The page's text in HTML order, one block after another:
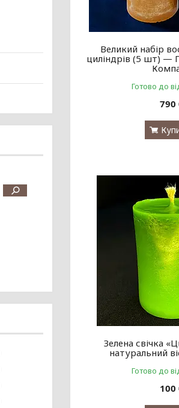
Великий набір
циліндрів (5 шт) —
Готово до
790
Зелена свічка
натуральний
Готово до
100